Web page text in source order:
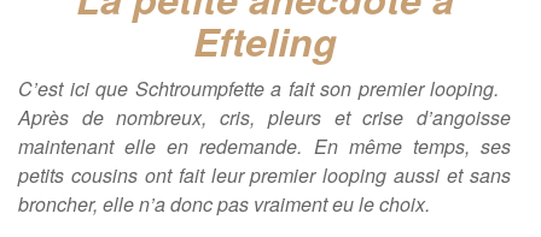
Efteling
C’est ici que Schtroumpfette a fait son premier looping.
Après de nombreux, cris, pleurs et crise d’angoisse
maintenant elle en redemande. En même temps, ses
petits cousins ont fait leur premier looping aussi et sans
broncher, elle n’a donc pas vraiment eu le choix.